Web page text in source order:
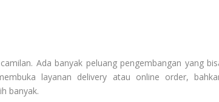
Ada banyak peluang pengembangan yang
layanan delivery atau online order,
banyak.